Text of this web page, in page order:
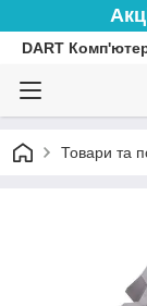
DART
Товари та